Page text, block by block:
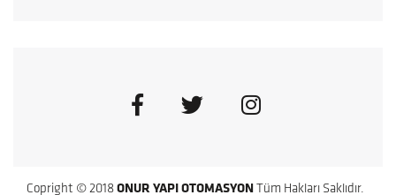
Copright © 2018 ONUR YAPI OTOMASYON Tüm Hakları Saklıdır.